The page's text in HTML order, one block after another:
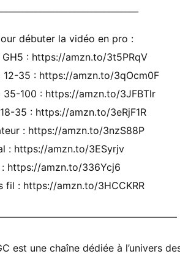
débuter la vidéo en pro :
: https://amzn.to/3t5PRqV
35 : https://amzn.to/3qOcm0F
100 : https://amzn.to/3JFBTlr
35 : https://amzn.to/3eRjF1R
: https://amzn.to/3nzS88P
: https://amzn.to/3ESyrjv
https://amzn.to/336Ycj6
fil : https://amzn.to/3HCCKRR
est une chaîne dédiée à l’univers